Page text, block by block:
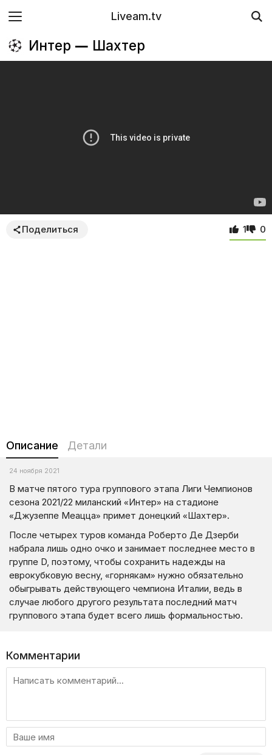
Liveam.tv
Интер — Шахтер
Поделиться 1 0
Описание Детали
24 ноября 2021
В матче пятого тура группового этапа Лиги Чемпионов
сезона 2021/22 миланский «Интер» на стадионе
«Джузеппе Меацца» примет донецкий «Шахтер».
После четырех туров команда Роберто Де Дзерби
набрала лишь одно очко и занимает последнее место в
группе D, поэтому, чтобы сохранить надежды на
еврокубковую весну, «горнякам» нужно обязательно
обыгрывать действующего чемпиона Италии, ведь в
случае любого другого результата последний матч
группового этапа будет всего лишь формальностью.
Комментарии